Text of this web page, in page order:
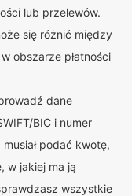
lub przelewów.
się różnić między
obszarze płatności
dane
BIC i numer
podać kwotę,
w jakiej ma ją
wszystkie